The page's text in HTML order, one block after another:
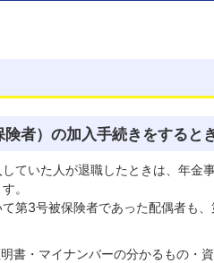
険者）の加入手続きをすると
ていた人が退職したときは、年金
。
第3号被保険者であった配偶者も
書・マイナンバーの分かるもの・